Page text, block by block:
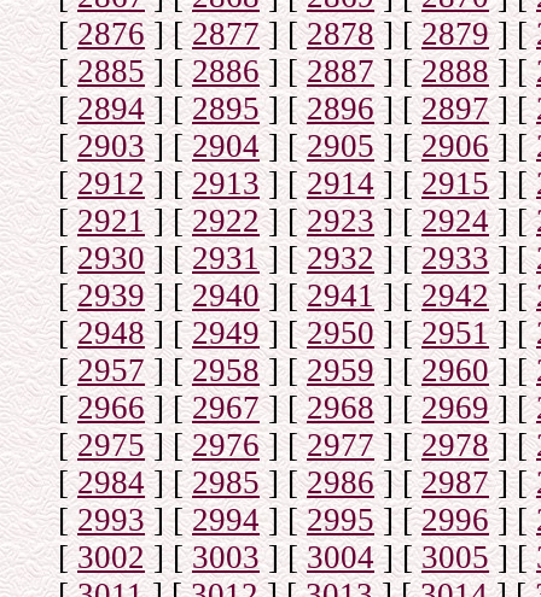
[2876] [2877] [2878] [2879] [
[2885] [2886] [2887] [2888] [
[2894] [2895] [2896] [2897] [
[2903] [2904] [2905 ] [2906] [
[2912] [2913] [2914] [2915] [
[2921] [2922] [2923] [2924] [
[2930] [2931] [2932] [2933] [
[2939] [2940] [2941] [2942] [
[2948] [2949] [2950] [2951] [
[2957] [2958] [2959] [2960] [
[2966] [2967] [2968] [2969] [
[2975] [2976] [2977] [2978] [
[2984] [2985] [2986] [2987] [
[2993] [2994] [2995] [2996] [
[3002] [3003] [3004] [3005] [